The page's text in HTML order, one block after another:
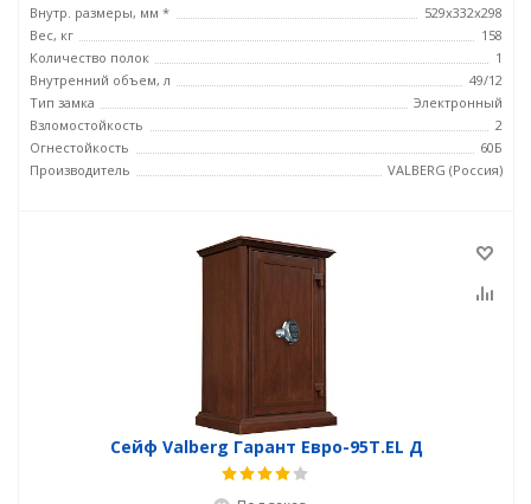
Внутр. размеры, мм *
529x332x298
Вес, кг
158
Количество полок
1
Внутренний объем, л
49/12
Тип замка
Электронный
Взломостойкость
2
Огнестойкость
60Б
Производитель
VALBERG (Россия)
Сейф Valberg Гарант Евро-95Т.EL Д